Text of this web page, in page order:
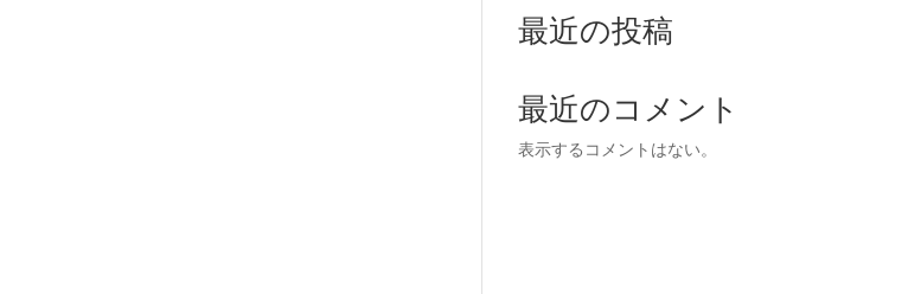
最近の投稿
最近のコメント
表示するコメントはない。